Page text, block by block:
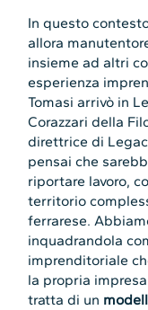
In questo
allora
insieme ad altri
esperienza
Tomasi arrivò in
Corazzari della
direttrice di
pensai che
riportare lavoro,
territorio
ferrarese.
inquadrandola
imprenditoriale
la propria
tratta di un